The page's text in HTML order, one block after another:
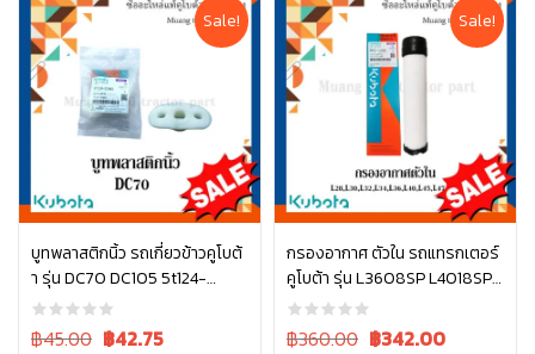
Sale!
บูทพลาสติกนิ้ว รถเกี่ยวข้าวคูโบต้
า รุ่น DC70 DC105 5t124-
52463
Original
฿45.00 Current
฿42.75
หยิบใส่ตะกร้า
Sale!
กรองอากาศ ตัวใน รถแทรกเตอร์
คูโบต้า รุ่น L3608SP L4018SP
L4708SP W9501-31090B
Original
฿360.00 Current
฿342.00
หยิบใส่ตะกร้า